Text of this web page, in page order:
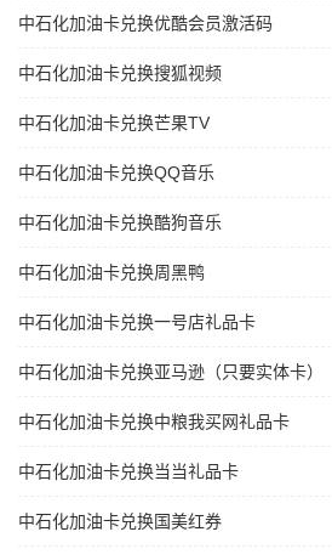
中石化加油卡兑换优酷会员激活码
中石化加油卡兑换搜狐视频
中石化加油卡兑换芒果TV
中石化加油卡兑换QQ音乐
中石化加油卡兑换酷狗音乐
中石化加油卡兑换周黑鸭
中石化加油卡兑换一号店礼品卡
中石化加油卡兑换亚马逊（只要实体卡）
中石化加油卡兑换中粮我买网礼品卡
中石化加油卡兑换当当礼品卡
中石化加油卡兑换国美红券